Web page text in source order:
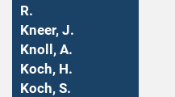
R.
Kneer, J.
Knoll, A.
Koch, H.
Koch, S.